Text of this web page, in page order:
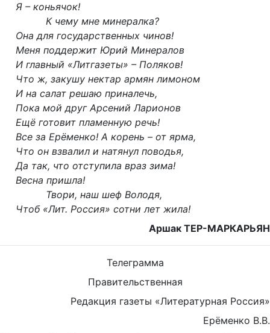
Я – коньячок!
К чему мне минералка?
Она для государственных чинов!
Меня поддержит Юрий Минералов
И главный «Литгазеты» – Поляков!
Что ж, закушу нектар армян лимоном
И на салат решаю приналечь,
Пока мой друг Арсений Ларионов
Ещё готовит пламенную речь!
Все за Ерёменко! А корень – от ярма,
Что он взвалил и натянул поводья,
Да так, что отступила враз зима!
Весна пришла!
Твори, наш шеф Володя,
Чтоб «Лит. Россия» сотни лет жила!
Аршак ТЕР-МАРКАРЬЯН
Телеграмма
Правительственная
Редакция газеты «Литературная Россия»
Ерёменко В.В.